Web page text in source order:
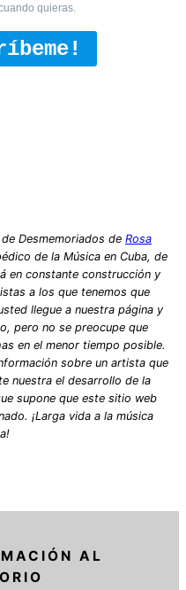
quieras.
Desmemoriados de Rosa
de la Música en Cuba, de
en constante construcción y
a los que tenemos que
llegue a nuestra página y
pero no se preocupe que
en el menor tiempo posible.
sobre un artista que
nuestra el desarrollo de la
supone que este sitio web
¡Larga vida a la música
AL